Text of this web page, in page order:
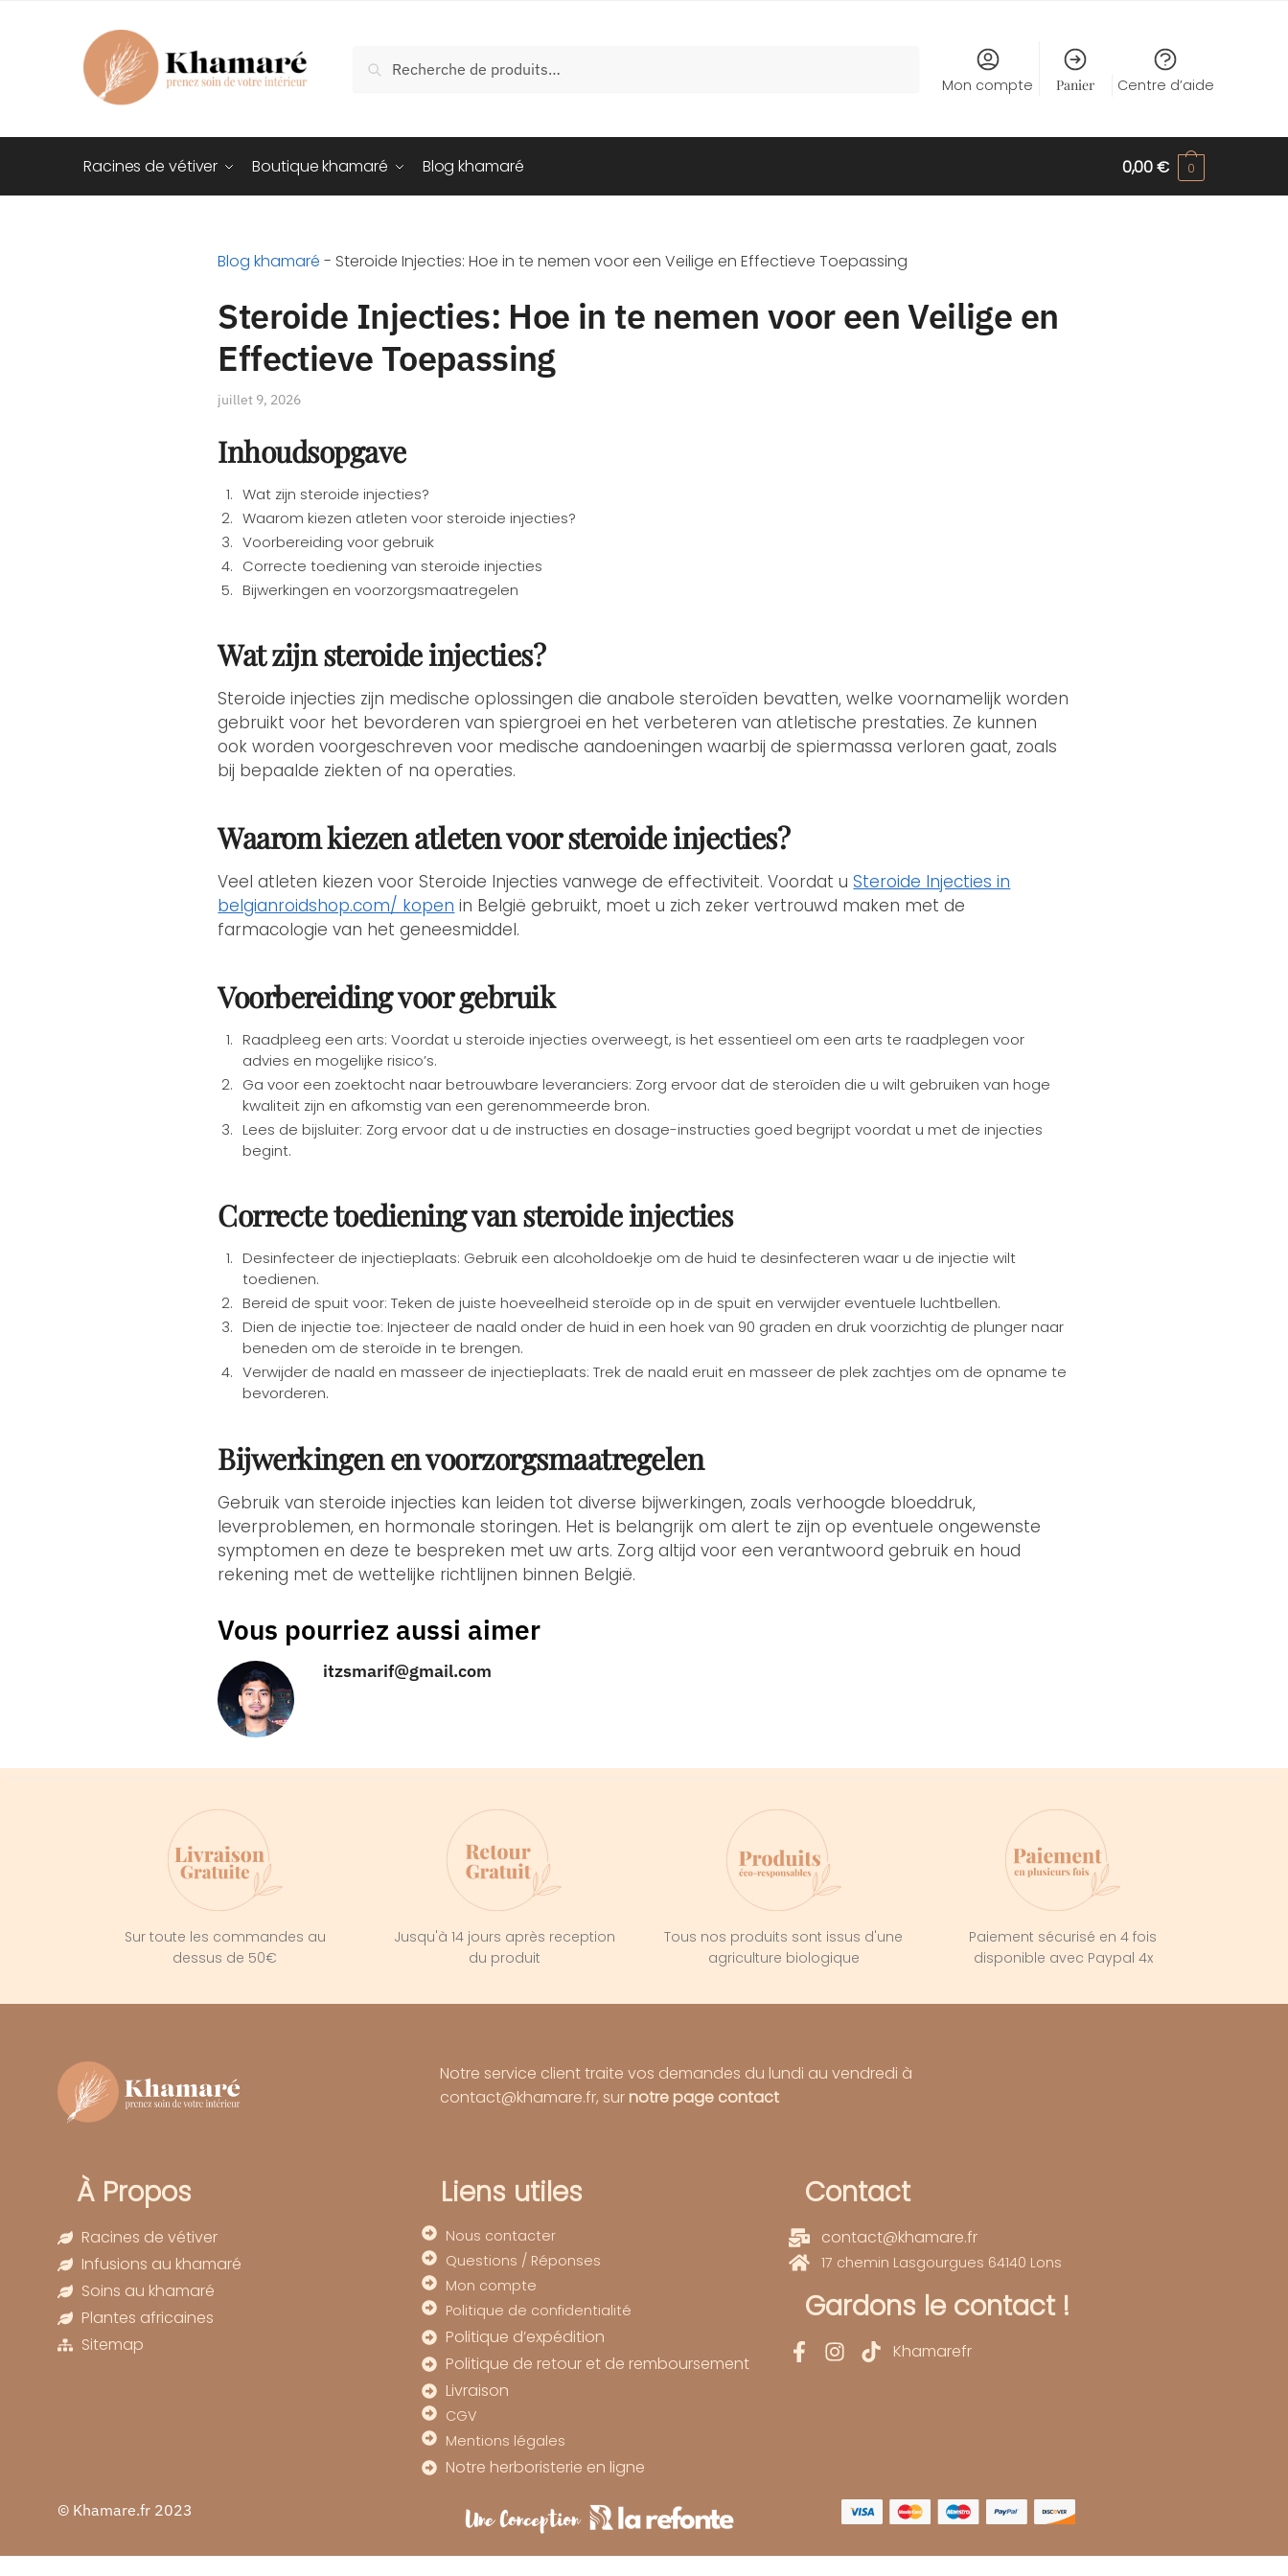
Recherche
Mon compte
Panier Centre d’aide
Racines de vétiver Boutique khamaré Blog khamaré 0,00€ 0
Blog khamaré - Steroide Injecties: Hoe in te nemen voor een Veilige en Effectieve Toepassing
Steroide Injecties: Hoe in te nemen voor een Veilige en
Effectieve Toepassing
juillet 9, 2026
Inhoudsopgave
Wat zijn steroide injecties?
Waarom kiezen atleten voor steroide injecties?
Voorbereiding voor gebruik
Correcte toediening van steroide injecties
Bijwerkingen en voorzorgsmaatregelen
Wat zijn steroide injecties?
Steroide injecties zijn medische oplossingen die anabole steroïden bevatten, welke voornamelijk worden
gebruikt voor het bevorderen van spiergroei en het verbeteren van atletische prestaties. Ze kunnen
ook worden voorgeschreven voor medische aandoeningen waarbij de spiermassa verloren gaat, zoals
bij bepaalde ziekten of na operaties.
Waarom kiezen atleten voor steroide injecties?
Veel atleten kiezen voor Steroide Injecties vanwege de effectiviteit. Voordat uSteroide Injecties in
belgianroidshop.com/ kopen in België gebruikt, moet u zich zeker vertrouwd maken met de
farmacologie van het geneesmiddel.
Voorbereiding voor gebruik
Raadpleeg een arts: Voordat u steroide injecties overweegt, is het essentieel om een arts te raadplegen voor
advies en mogelijke risico’s.
Ga voor een zoektocht naar betrouwbare leveranciers: Zorg ervoor dat de steroïden die u wilt gebruiken van hoge
kwaliteit zijn en afkomstig van een gerenommeerde bron.
Lees de bijsluiter: Zorg ervoor dat u de instructies en dosage-instructies goed begrijpt voordat u met de injecties
begint.
Correcte toediening van steroide injecties
Desinfecteer de injectieplaats: Gebruik een alcoholdoekje om de huid te desinfecteren waar u de injectie wilt
toedienen.
Bereid de spuit voor: Teken de juiste hoeveelheid steroïde op in de spuit en verwijder eventuele luchtbellen.
Dien de injectie toe: Injecteer de naald onder de huid in een hoek van 90 graden en druk voorzichtig de plunger naar
beneden om de steroïde in te brengen.
Verwijder de naald en masseer de injectieplaats: Trek de naald eruit en masseer de plek zachtjes om de opname te
bevorderen.
Bijwerkingen en voorzorgsmaatregelen
Gebruik van steroide injecties kan leiden tot diverse bijwerkingen, zoals verhoogde bloeddruk,
leverproblemen, en hormonale storingen. Het is belangrijk om alert te zijn op eventuele ongewenste
symptomen en deze te bespreken met uw arts. Zorg altijd voor een verantwoord gebruik en houd
rekening met de wettelijke richtlijnen binnen België.
Vous pourriez aussi aimer
itzsmarif@gmail.com
Sur toute les commandes au
dessus de 50€
Jusqu'à 14 jours après reception
du produit
Tous nos produits sont issus d'une
agriculture biologique
Paiement sécurisé en 4 fois
disponible avec Paypal 4x
Notre service client traite vos demandes du lundi au vendredi à
contact@khamare.fr, sur notre page contact
À Propos
Racines de vétiver
Infusions au khamaré
Soins au khamaré
Plantes africaines
Sitemap
Liens utiles
Nous contacter
Questions / Réponses
Mon compte
Politique de confidentialité
Politique d’expédition
Politique de retour et de remboursement
Livraison
CGV
Mentions légales
Notre herboristerie en ligne
Contact
contact@khamare.fr
17 chemin Lasgourgues 64140 Lons
Gardons le contact !
Khamarefr
© Khamare.fr 2023